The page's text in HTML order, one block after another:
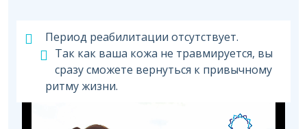
Период реабилитации отсутствует.
Так как ваша кожа не травмируется, вы
сразу сможете вернуться к привычному
ритму жизни.